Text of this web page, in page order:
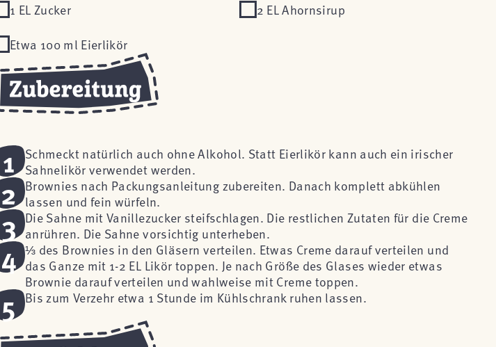
1 EL Zucker
2 EL Ahornsirup
Etwa 100 ml Eierlikör
1
Schmeckt natürlich auch ohne Alkohol. Statt Eierlikör kann auch ein irischer
Sahnelikör verwendet werden.
2 Brownies nach Packungsanleitung zubereiten. Danach komplett abkühlen
lassen und fein würfeln.
3 Die Sahne mit Vanillezucker steifschlagen. Die restlichen Zutaten für die Creme
anrühren. Die Sahne vorsichtig unterheben.
4 ⅓ des Brownies in den Gläsern verteilen. Etwas Creme darauf verteilen und
das Ganze mit 1-2 EL Likör toppen. Je nach Größe des Glases wieder etwas
Brownie darauf verteilen und wahlweise mit Creme toppen.
5 Bis zum Verzehr etwa 1 Stunde im Kühlschrank ruhen lassen.